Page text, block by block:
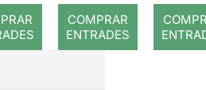
COMPRAR
ENTRADES